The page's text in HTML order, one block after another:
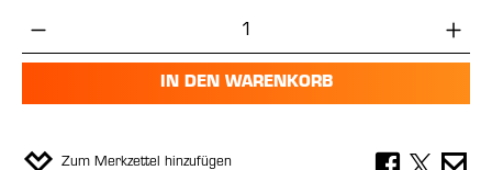
Produkt Anzahl: Gib den gewünschten
IN DEN WARENKORB
Zum Merkzettel hinzufügen